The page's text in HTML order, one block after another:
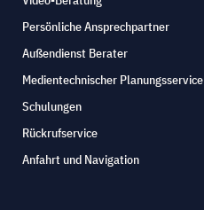
Persönliche Ansprechpartner
Außendienst Berater
Medientechnischer Planungsservice
Schulungen
Rückrufservice
Anfahrt und Navigation